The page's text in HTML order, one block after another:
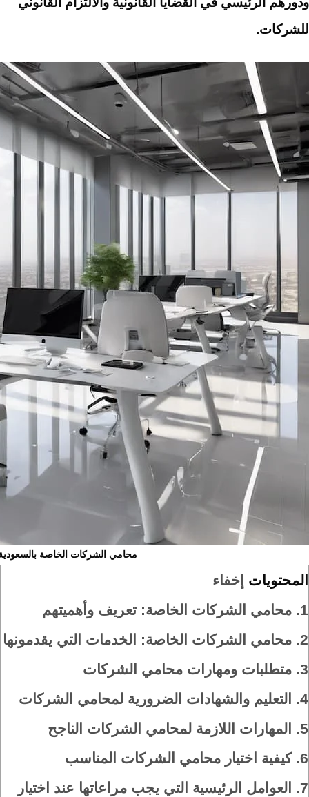
للشركات.
محامي الشركات الخاصة
المحتويات إخفاء
1. محامي الشركات الخاصة: تعريف وأهميتهم
2. محامي الشركات الخاصة: الخدمات التي يقدمونها
3. متطلبات ومهارات محامي الشركات
4.
التعليم والشهادات الضرورية لمحامي الشركات
5.
المهارات اللازمة لمحامي الشركات الناجح
6. كيفية اختيار محامي الشركات المناسب
7.
العوامل الرئيسية التي يجب مراعاتها عند اختيار